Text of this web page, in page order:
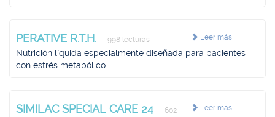
Leer más
PERATIVE R.T.H. 998 lecturas
Nutrición líquida especialmente diseñada para pacientes
con estrés metabólico
Leer más
SIMILAC SPECIAL CARE 24
602